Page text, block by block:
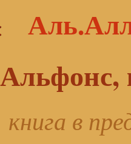
Альфонс,
книга в